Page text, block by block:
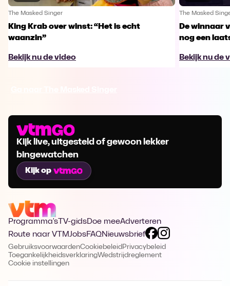
The Masked Singer
King Krab over winst: “Het is echt
waanzin”
Bekijk nu de video
The Masked
De winnaar
nog een
Bekijk nu de
Kijk live, uitgesteld of gewoon lekker
bingewatchen
Kijk op
Programma's TV-gidsDoe meeAdverteren
Route naar VTMJobsFAQNieuwsbrief
GebruiksvoorwaardenCookiebeleid Privacybeleid
ToegankelijkheidsverklaringWedstrijdreglement
Cookie instellingen